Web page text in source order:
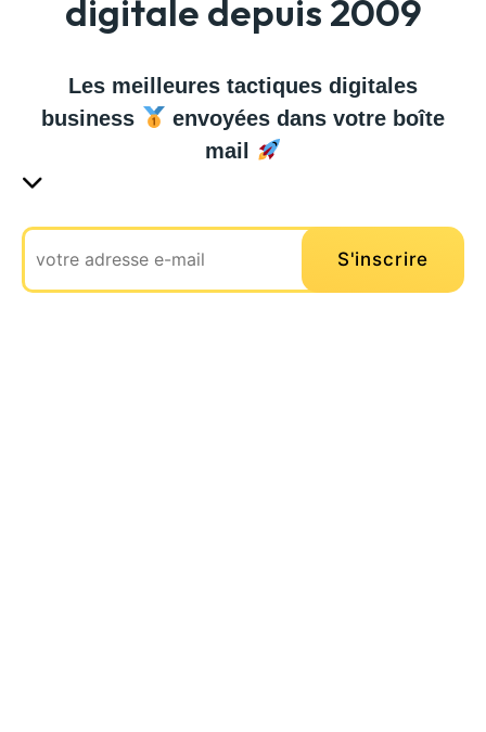
digitale depuis 2009
Les meilleures tactiques digitales
business
envoyées dans votre boîte
mail